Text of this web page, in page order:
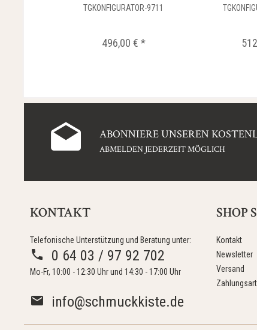
TGKONFIGURATOR-9711
496,00 € *
ABONNIERE UNSEREN
ABMELDEN JEDERZEIT MÖGLICH
KONTAKT
Telefonische Unterstützung und Beratung unter:
0 64 03 / 97 92 702
Mo-Fr, 10:00 - 12:30 Uhr und 14:30 - 17:00 Uhr
info@schmuckkiste.de
SHOP
Kontakt
Newsletter
Versand